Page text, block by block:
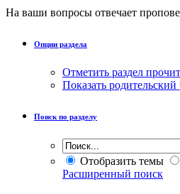
На ваши вопросы отвечает
Опции раздела
Отметить раздел
Показать родительский
Поиск по разделу
Отобразить темы
Расширенный поиск